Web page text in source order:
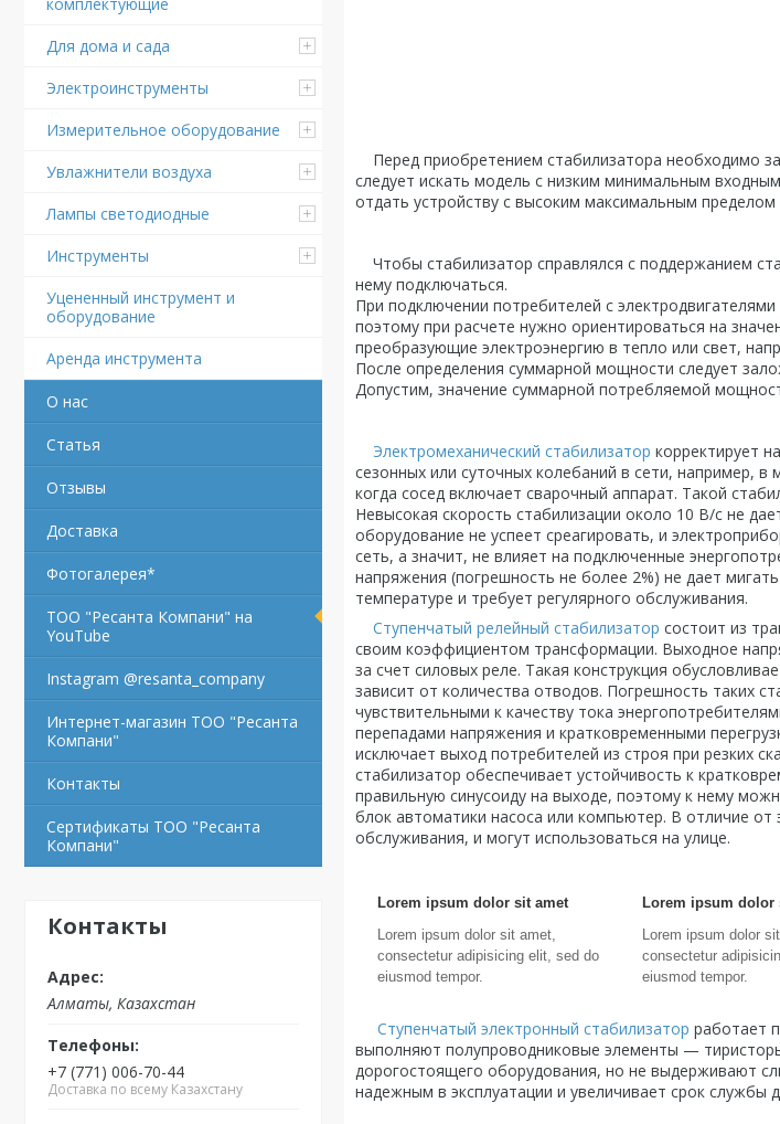
Для дома и сада
Электроинструменты
Измерительное оборудование
Увлажнители воздуха
Лампы светодиодные
Инструменты
Уцененный инструмент и
оборудование
Аренда инструмента
О нас
Статья
Отзывы
Доставка
Фотогалерея*
ТОО "Ресанта Компани" на
YouTube
Instagram @resanta_company
Интернет-магазин ТОО "Ресанта
Компани"
Контакты
Сертификаты ТОО "Ресанта
Компани"
Контакты
Алматы, Казахстан
+7 (771) 006-70-44
Доставка по всему Казахстану
Перед приобретением стабилизатора необходимо
следует искать модель с низким минимальным
отдать устройству с высоким максимальным
Чтобы стабилизатор справлялся с поддержанием
нему подключаться.
При подключении потребителей с
поэтому при расчете нужно ориентироваться на
преобразующие электроэнергию в тепло или свет,
После определения суммарной мощности следует
Допустим, значение суммарной потребляемой
Электромеханический стабилизатор корректирует
сезонных или суточных колебаний в сети, например, в
когда сосед включает сварочный аппарат. Такой
Невысокая скорость стабилизации около 10 В/с не
оборудование не успеет среагировать, и
сеть, а значит, не влияет на подключенные
напряжения (погрешность не более 2%) не дает
температуре и требует регулярного обслуживания.
Ступенчатый релейный стабилизатор состоит из
своим коэффициентом трансформации. Выходное
за счет силовых реле. Такая конструкция
зависит от количества отводов. Погрешность таких
чувствительными к качеству тока
перепадами напряжения и кратковременными
исключает выход потребителей из строя при резких
стабилизатор обеспечивает устойчивость к
правильную синусоиду на выходе, поэтому к нему
блок автоматики насоса или компьютер. В отличие от
обслуживания, и могут использоваться на улице.
Lorem ipsum dolor sit amet
Lorem ipsum dolor sit amet,
consectetur adipisicing elit, sed do
eiusmod tempor.
Lorem ipsum dolor
Lorem ipsum dolor
consectetur
eiusmod tempor.
Ступенчатый электронный стабилизатор работает
выполняют полупроводниковые элементы —
дорогостоящего оборудования, но не выдерживают
надежным в эксплуатации и увеличивает срок